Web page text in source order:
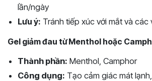
lần/ngày
Lưu ý: Tránh tiếp xúc với mắt và các
Gel giảm đau từ Menthol hoặc
Thành phần: Menthol, Camphor
Công dụng: Tạo cảm giác mát